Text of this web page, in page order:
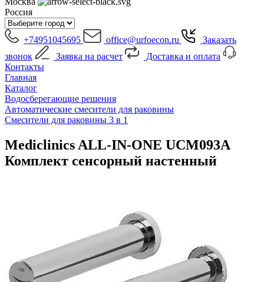
Россия
+74951045695 office@urfoecon.ru
Заказать
звонок
Заявка на расчет
Доставка и оплата
Контакты
Главная
Каталог
Водосберегающие решения
Автоматические смесители для раковины
Смесители для раковины 3 в 1
Mediclinics ALL-IN-ONE UCM093A
Комплект сенсорный настенный